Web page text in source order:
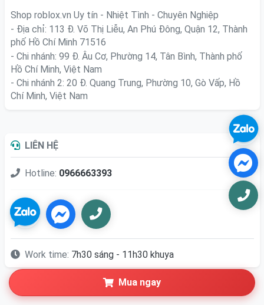
Mua ngay
Shop roblox.vn Uy tín - Nhiệt Tình - Chuyên Nghiệp
- Địa chỉ: 113 Đ. Võ Thị Liễu, An Phú Đông, Quận 12, Thành
phố Hồ Chí Minh 71516
- Chi nhánh: 99 Đ. Âu Cơ, Phường 14, Tân Bình, Thành phố
Hồ Chí Minh, Việt Nam
- Chi nhánh 2: 20 Đ. Quang Trung, Phường 10, Gò Vấp, Hồ
Chí Minh, Việt Nam
LIÊN HỆ
Hotline: 0966663393
Work time: 7h30 sáng - 11h30 khuya